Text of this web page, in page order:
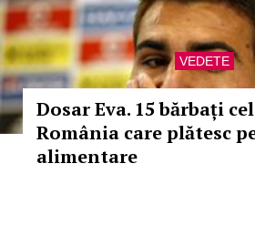
VEDETE
Dosar Eva. 15 bărbați
România care plătesc
alimentare